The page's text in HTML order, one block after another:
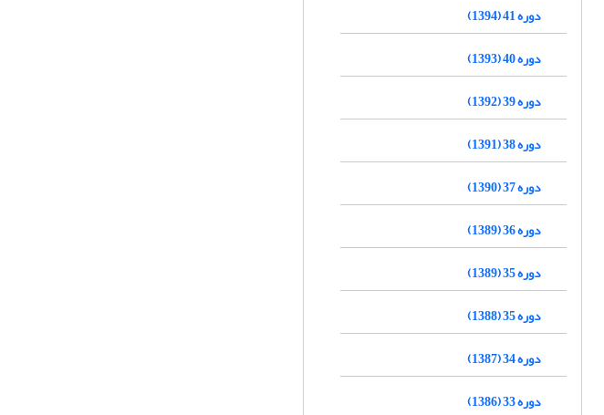
دوره 41 (1394)
دوره 40 (1393)
دوره 39 (1392)
دوره 38 (1391)
دوره 37 (1390)
دوره 36 (1389)
دوره 35 (1389)
دوره 35 (1388)
دوره 34 (1387)
دوره 33 (1386)